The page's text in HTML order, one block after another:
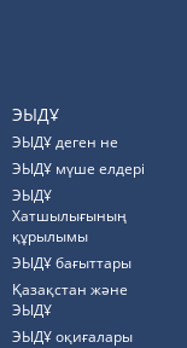
ЭЫДҰ
ЭЫДҰ деген не
ЭЫДҰ мүше елдері
ЭЫДҰ
Хатшылығының
құрылымы
ЭЫДҰ бағыттары
Қазақстан және
ЭЫДҰ
ЭЫДҰ оқиғалары